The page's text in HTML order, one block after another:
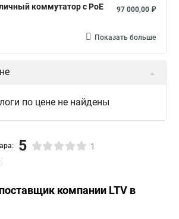
коммутатор с PoE
97 000,00 ₽
Показать больше
по цене не найдены
5 1
компании LTV в